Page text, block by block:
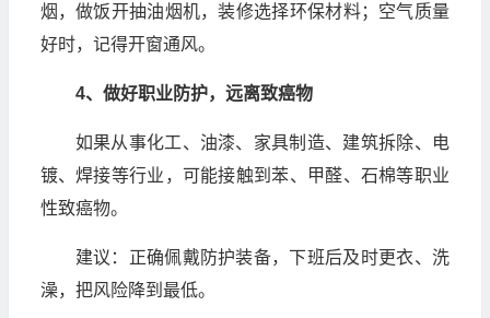
烟，做饭开抽油烟机，装修选择环保材料；空气质量
好时，记得开窗通风。
4、做好职业防护，远离致癌物
如果从事化工、油漆、家具制造、建筑拆除、电
镀、焊接等行业，可能接触到苯、甲醛、石棉等职业
性致癌物。
建议：正确佩戴防护装备，下班后及时更衣、洗
澡，把风险降到最低。